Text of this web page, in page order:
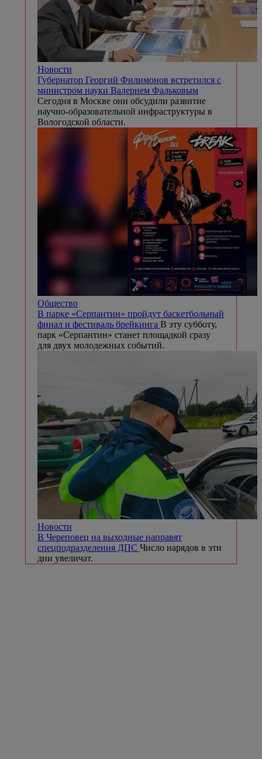
Новости
Губернатор Георгий Филимонов встретился с
министром науки Валерием Фальковым
Сегодня в Москве они обсудили развитие
научно-образовательной инфраструктуры в
Вологодской области.
Общество
В парке «Серпантин» пройдут баскетбольный
финал и фестиваль брейкинга В эту субботу,
парк «Серпантин» станет площадкой сразу
для двух молодежных событий.
Новости
В Череповец на выходные направят
спецподразделения ДПС Число нарядов в эти
дни увеличат.